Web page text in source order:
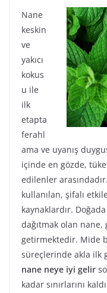
Nane
keskin
ve
yakıcı
kokus
u ile
ilk
etapta
ferahl
ama ve uyanış
içinde en gözde,
edilenler
kullanılan, şifalı
kaynaklardır.
dağıtmak olan
getirmektedir. Mide
süreçlerinde akla ilk
nane neye iyi gelir
kadar sınırlarını